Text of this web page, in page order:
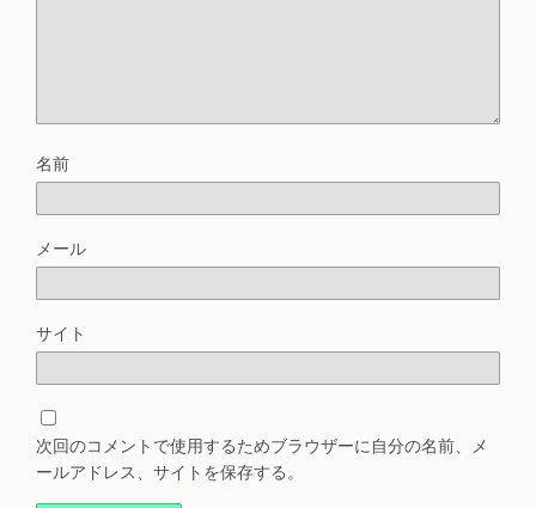
名前
メール
サイト
次回のコメントで使用するためブラウザーに自分の名前、メ
ールアドレス、サイトを保存する。